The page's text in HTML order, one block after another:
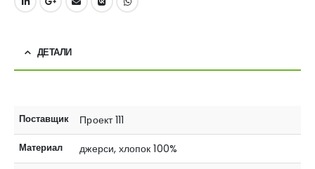
ДЕТАЛИ
Поставщик Проект 111
Материал джерси, хлопок 100%